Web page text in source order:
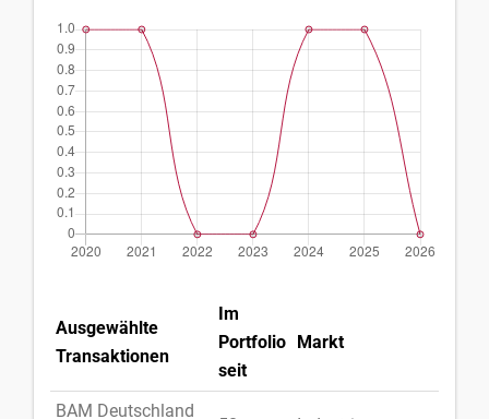
Ausgewählte
Transaktionen
Im
Portfolio
seit
Markt
BAM Deutschland